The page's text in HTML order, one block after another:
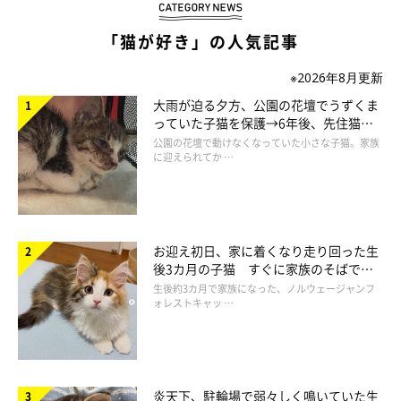
https://www.chiharunikaido.com/
「猫が好き」の人気記事
※2026年8月更新
大雨が迫る夕方、公園の花壇でうずくま
っていた子猫を保護→6年後、先住猫
と“姉妹”のような関係に
公園の花壇で動けなくなっていた小さな子猫。家族
に迎えられてか …
お迎え初日、家に着くなり走り回った生
後3カ月の子猫 すぐに家族のそばで落
ち着く姿に「迎えてよかった」
生後約3カ月で家族になった、ノルウェージャンフ
ォレストキャッ …
炎天下、駐輪場で弱々しく鳴いていた生